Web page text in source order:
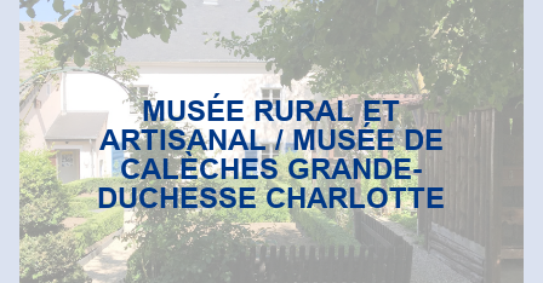
MUSÉE RURAL ET
ARTISANAL / MUSÉE DE
CALÈCHES GRANDE-
DUCHESSE CHARLOTTE